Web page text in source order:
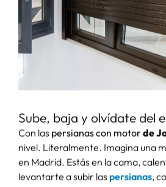
EL FUTURO DEL
EMPIEZA CON
MOTORIZADAS
ELÉCTRICAS